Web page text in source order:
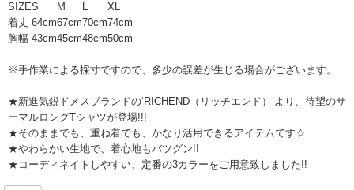
SIZES M L
XL
着丈 64cm67cm70cm74cm
胸幅 43cm45cm48cm50cm
※手作業による採寸ですので、多少の誤差が生じる場合がございます。
★新進気鋭ドメスブランドの‘RICHEND（リッチエンド）’より、待望のサ
ーマルロングTシャツが登場!!!
★そのままでも、重ね着でも、かなり活用できるアイテムです☆
★やわらかい生地で、着心地もバツグン!!
★コーディネイトしやすい、定番の3カラーをご用意致しました!!